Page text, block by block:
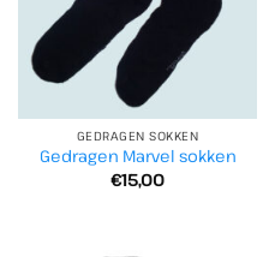
GEDRAGEN SOKKEN
Gedragen Marvel sokken
€15,00